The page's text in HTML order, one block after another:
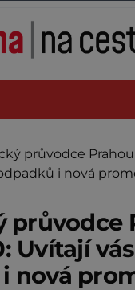
průvodce Prahou
i nová
průvodce
Uvítají
nová